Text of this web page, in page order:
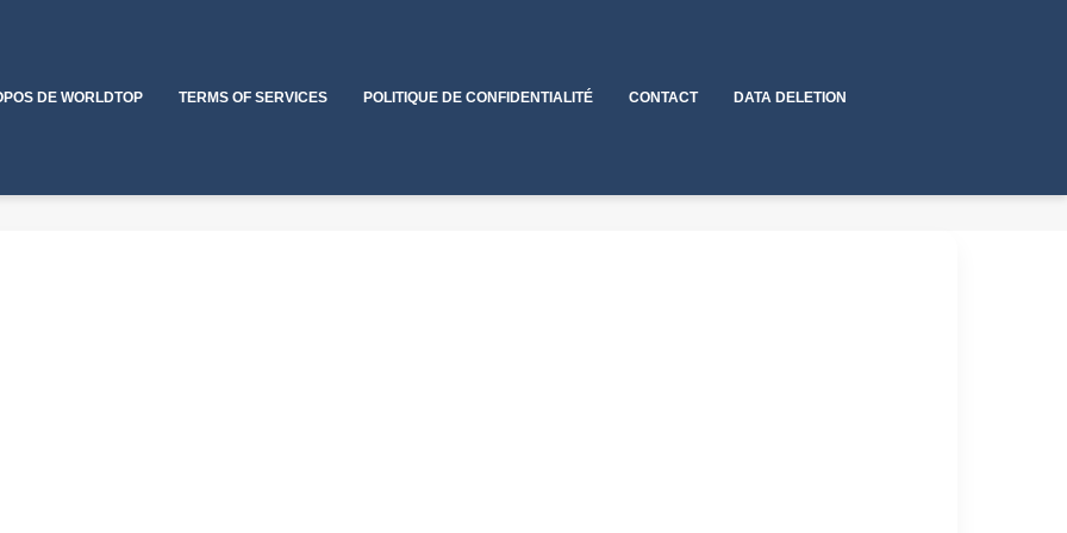
DE WORLDTOP TERMS OF SERVICES POLITIQUE DE CONFIDENTIALITÉ CONTACT DATA DELETION